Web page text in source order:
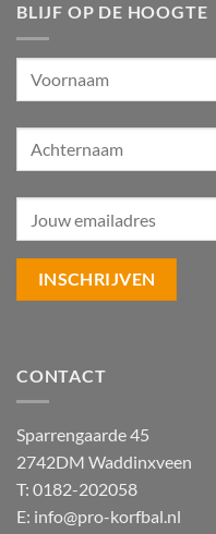
BLIJF OP DE HOOGTE
CONTACT
Sparrengaarde 45
2742DM Waddinxveen
T: 0182-202058
E: info@pro-korfbal.nl